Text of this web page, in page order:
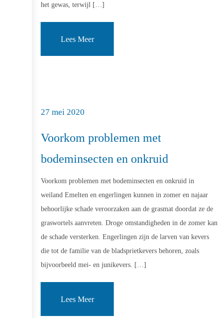
het gewas, terwijl […]
Lees Meer
27 mei 2020
Voorkom problemen met
bodeminsecten en onkruid
Voorkom problemen met bodeminsecten en onkruid in
weiland Emelten en engerlingen kunnen in zomer en najaar
behoorlijke schade veroorzaken aan de grasmat doordat ze de
graswortels aanvreten. Droge omstandigheden in de zomer kan
de schade versterken. Engerlingen zijn de larven van kevers
die tot de familie van de bladsprietkevers behoren, zoals
bijvoorbeeld mei- en junikevers. […]
Lees Meer